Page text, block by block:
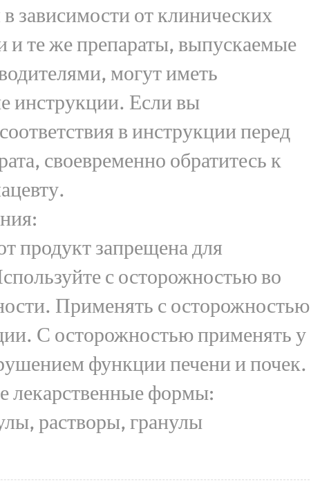
зависимости от клинических
и те же препараты, выпускаемые
могут иметь
инструкции. Если вы
в инструкции перед
своевременно обратитесь к
продукт запрещена для
с осторожностью во
Применять с осторожностью
С осторожностью применять у
функции печени и почек.
лекарственные формы:
растворы, гранулы